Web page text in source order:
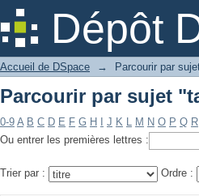
Dépôt
Parcourir par sujet
Accueil de DSpace → Parcourir par
Parcourir par sujet
0-9 A B C D E F G H J K L M N O P Q R
Ou entrer les premières lettres :
Trier par : Ordre :